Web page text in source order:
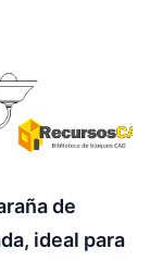
de
ideal para